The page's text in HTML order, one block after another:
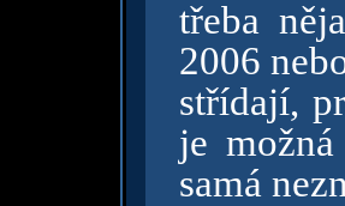
třeba
2006
střídají,
je
samá